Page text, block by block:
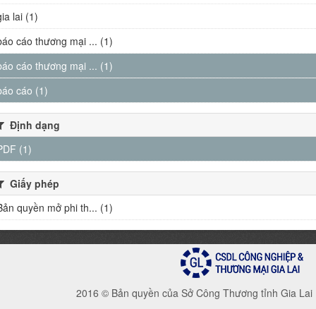
lai (1)
cáo thương mại ... (1)
cáo thương mại ... (1)
cáo (1)
Định dạng
(1)
Giấy phép
quyền mở phi th... (1)
2016 © Bản quyền của Sở Công Thương tỉnh Gia Lai